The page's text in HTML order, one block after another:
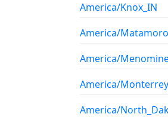
America/Knox_IN
America/
America/
America/Monterrey
America/